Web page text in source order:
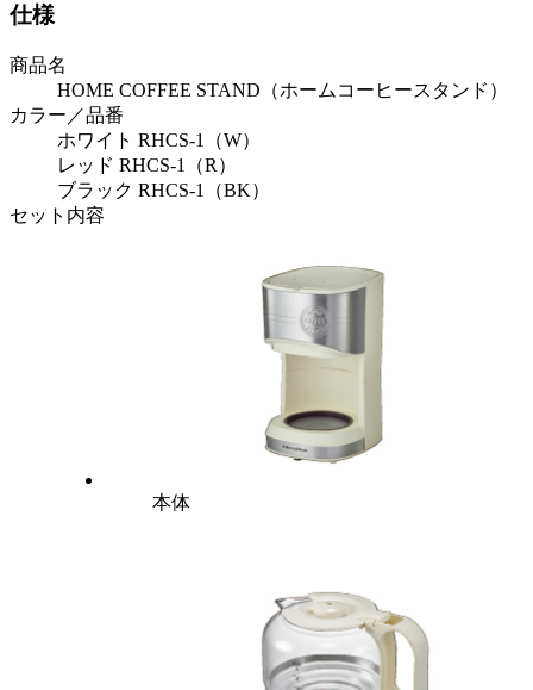
仕様
商品名
HOME COFFEE STAND（ホームコーヒースタンド）
カラー／品番
ホワイト RHCS-1（W）
レッド RHCS-1（R）
ブラック RHCS-1（BK）
セット内容
本体